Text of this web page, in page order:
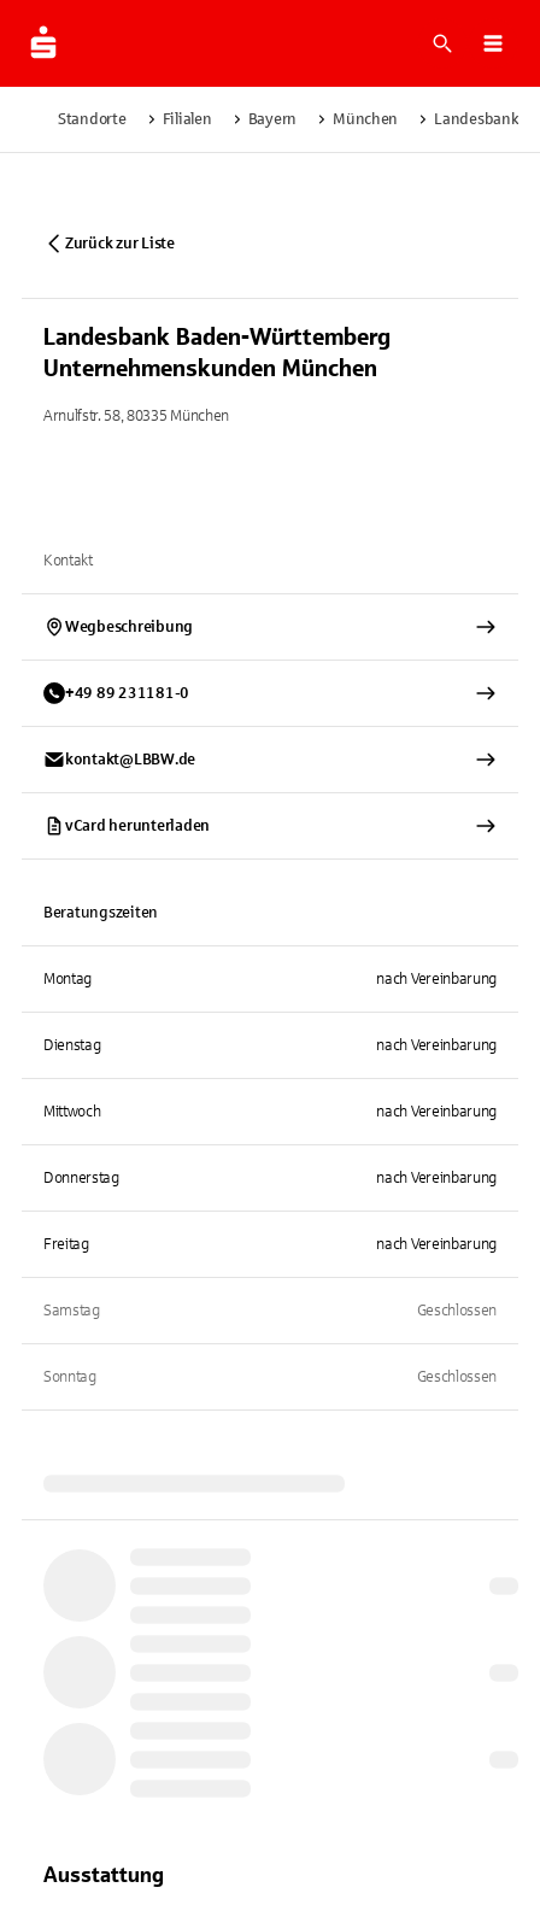
Suche
Standorte Filialen Bayern München Landesbank
Zurück zur Liste
Landesbank Baden-Württemberg
Unternehmenskunden München
Arnulfstr. 58, 80335 München
Kontakt
Wegbeschreibung
+49 89 231181-0
kontakt@LBBW.de
vCard herunterladen
Beratungszeiten
Montag nach Vereinbarung
Dienstag nach Vereinbarung
Mittwoch nach Vereinbarung
Donnerstag nach Vereinbarung
Freitag nach Vereinbarung
Samstag Geschlossen
Sonntag Geschlossen
Ausstattung